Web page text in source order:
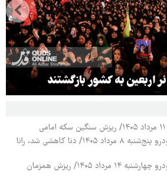
قیمت محصولات ایران خودرو پنج‌شنبه ۸ مرداد ۱۴۰۵/ دنا کاهشی شد، رانا
قیمت محصولات ایران خودرو چهارشنبه ۱۴ مرداد ۱۴۰۵/ ریزش همزمان